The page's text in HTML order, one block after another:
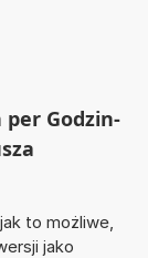
Godzin-
to możliwe,
jako